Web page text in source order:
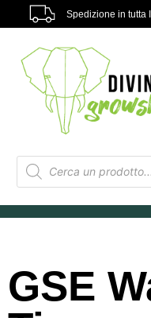
Spedizione in tutta
GSE